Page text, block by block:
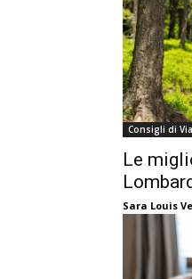
Consigli di
Le
Sara Louis